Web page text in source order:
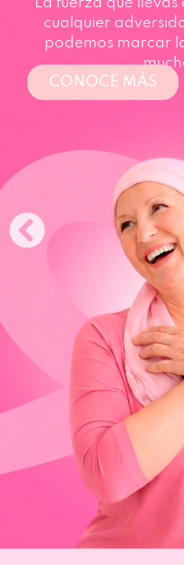
Cada gesto de
camino para otras
podemos seguir
DONA